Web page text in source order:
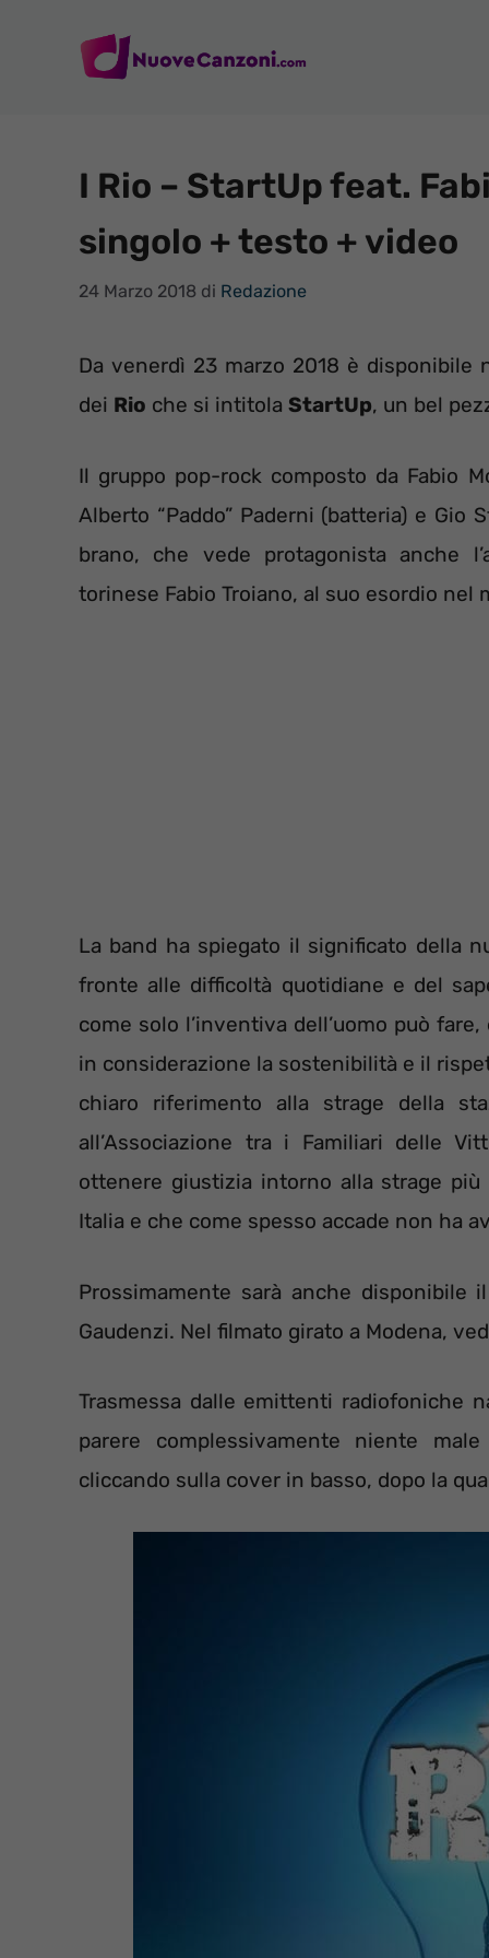
I Rio – StartUp feat.
singolo + testo + video
24 Marzo 2018 di Redazione
Da venerdì 23 marzo 2018 è
dei Rio che si intitola StartUp, un bel
Il gruppo pop-rock composto da Fabio
Alberto “Paddo” Paderni (batteria) e Gio
brano, che vede protagonista anche
torinese Fabio Troiano, al suo esordio nel
La band ha spiegato il significato della
fronte alle difficoltà quotidiane e del
come solo l’inventiva dell’uomo può
in considerazione la sostenibilità e il
chiaro riferimento alla strage della
all’Associazione tra i Familiari delle
ottenere giustizia intorno alla strage
Italia e che come spesso accade non ha
Prossimamente sarà anche disponibile
Gaudenzi. Nel filmato girato a Modena,
Trasmessa dalle emittenti radiofoniche
parere complessivamente niente
cliccando sulla cover in basso, dopo la